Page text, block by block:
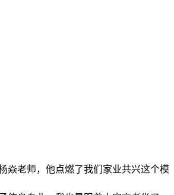
焱老师，他点燃了我们家业共兴这个模